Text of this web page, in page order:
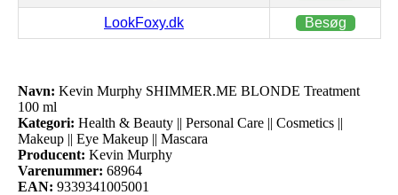
LookFoxy.dk Besøg
Navn: Kevin Murphy SHIMMER.ME BLONDE Treatment
100 ml
Kategori: Health & Beauty || Personal Care || Cosmetics ||
Makeup || Eye Makeup || Mascara
Producent: Kevin Murphy
Varenummer: 68964
EAN: 9339341005001